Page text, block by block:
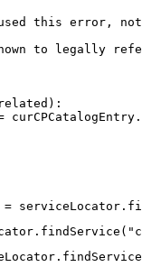
this error,
to legally refer
=